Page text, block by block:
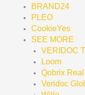
BRAND24
PLEO
CookieYes
SEE MORE
VERIDOC
Loom
Qobrix
Veridoc